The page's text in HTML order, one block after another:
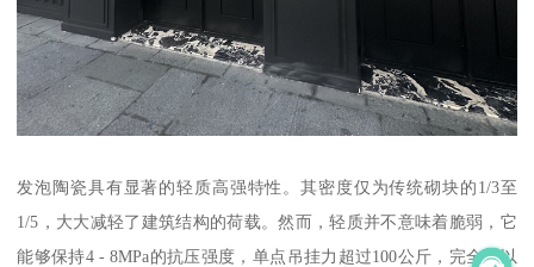
发泡陶瓷具有显著的轻质高强特性。其密度仅为传统砌块的1/3至
1/5，大大减轻了建筑结构的荷载。然而，轻质并不意味着脆弱，它
能够保持4 - 8MPa的抗压强度，单点吊挂力超过100公斤，完全可以